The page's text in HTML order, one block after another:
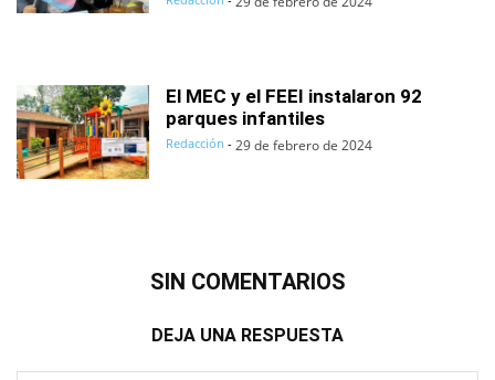
El MEC y el FEEI instalaron 92
parques infantiles
Redacción - 29 de febrero de 2024
SIN COMENTARIOS
DEJA UNA RESPUESTA